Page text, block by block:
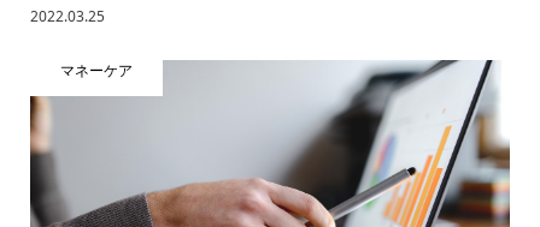
2022.03.25
マネーケア